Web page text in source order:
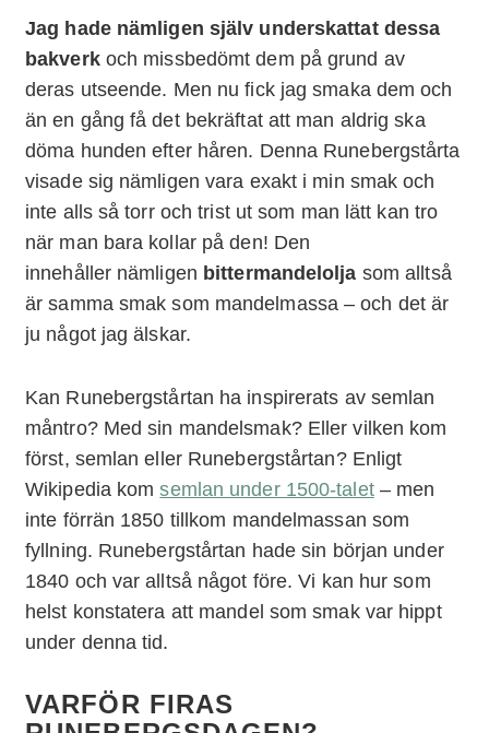
Jag hade nämligen själv underskattat dessa
bakverkoch missbedömt dem på grund av
deras utseende. Men nu fick jag smaka dem och
än en gång få det bekräftat att man aldrig ska
döma hunden efter håren. Denna Runebergstårta
visade sig nämligen vara exakt i min smak och
inte alls så torr och trist ut som man lätt kan tro
när man bara kollar på den! Den
innehåller nämligen bittermandelolja som alltså
är samma smak som mandelmassa – och det är
ju något jag älskar.
Kan Runebergstårtan ha inspirerats av semlan
måntro? Med sin mandelsmak? Eller vilken kom
först, semlan eller Runebergstårtan? Enligt
Wikipedia komsemlan under 1500-talet– men
inte förrän 1850 tillkom mandelmassan som
fyllning. Runebergstårtan hade sin början under
1840 och var alltså något före. Vi kan hur som
helst konstatera att mandel som smak var hippt
under denna tid.
VARFÖR FIRAS